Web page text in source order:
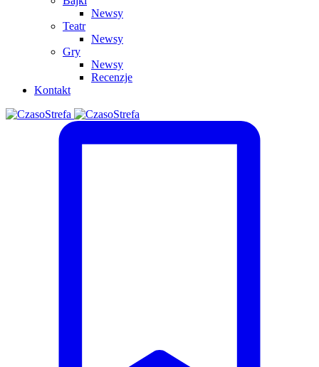
Newsy
Teatr
Newsy
Gry
Newsy
Recenzje
Kontakt